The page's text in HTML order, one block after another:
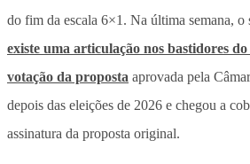
do fim da escala 6×1. Na última semana, o
existe uma articulação nos bastidores
votação da proposta aprovada pela
depois das eleições de 2026 e chegou a
assinatura da proposta original.